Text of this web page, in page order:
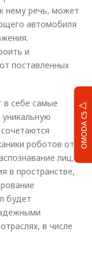
OMODA C5
нему речь, может
автомобиля
и
поставленных
себе самые
роботов от
лиц,
в пространстве,
будет
в числе